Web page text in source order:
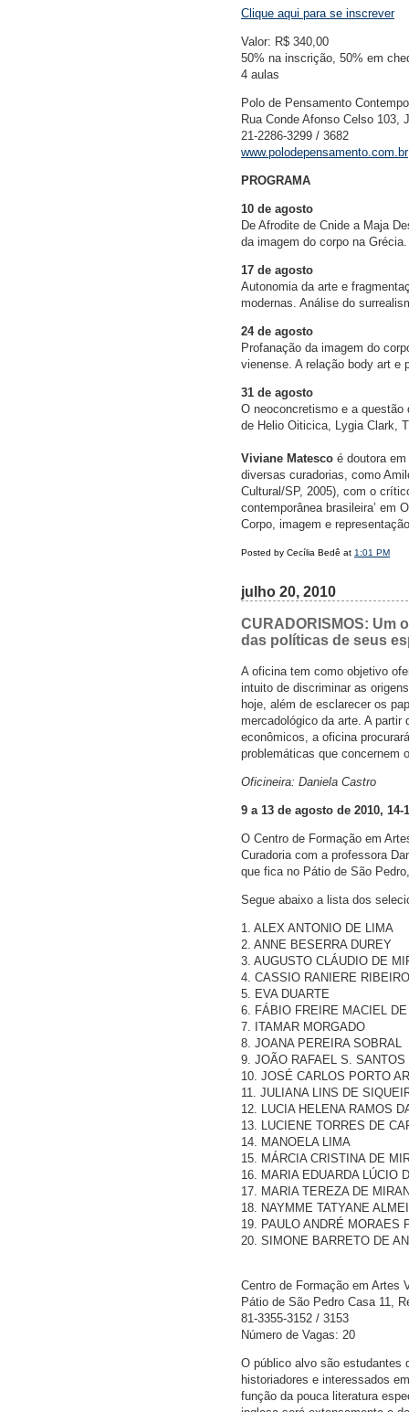
Clique aqui para se inscrever
Valor: R$ 340,00
50% na inscrição, 50% em
4 aulas
Polo de Pensamento
Rua Conde Afonso Celso 103,
21-2286-3299 / 3682
www.polodepensamento.com.br
PROGRAMA
10 de agosto
De Afrodite de Cnide a Maja
da imagem do corpo na
17 de agosto
Autonomia da arte e
modernas. Análise do
24 de agosto
Profanação da imagem do
vienense. A relação body art e
31 de agosto
O neoconcretismo e a questão
de Helio Oiticica, Lygia Clark,
Viviane Matesco é doutora
diversas curadorias, como
Cultural/SP, 2005), com o
contemporânea brasileira’ em
Corpo, imagem e
Posted by Cecília Bedê at 1:01 PM
julho 20, 2010
CURADORISMOS: Um
das políticas de seus
A oficina tem como objetivo
intuito de discriminar as
hoje, além de esclarecer os
mercadológico da arte. A
econômicos, a oficina
problemáticas que concernem
Oficineira: Daniela Castro
9 a 13 de agosto de 2010, 14-
O Centro de Formação em
Curadoria com a professora
que fica no Pátio de São
Segue abaixo a lista dos
1. ALEX ANTONIO DE LIMA
2. ANNE BESERRA DUREY
3. AUGUSTO CLÁUDIO DE
4. CASSIO RANIERE
5. EVA DUARTE
6. FÁBIO FREIRE MACIEL
7. ITAMAR MORGADO
8. JOANA PEREIRA SOBRAL
9. JOÃO RAFAEL S. SANTOS
10. JOSÉ CARLOS PORTO
11. JULIANA LINS DE
12. LUCIA HELENA RAMOS
13. LUCIENE TORRES DE
14. MANOELA LIMA
15. MÁRCIA CRISTINA DE
16. MARIA EDUARDA LÚCIO
17. MARIA TEREZA DE
18. NAYMME TATYANE
19. PAULO ANDRÉ MORAES
20. SIMONE BARRETO DE
Centro de Formação em Artes
Pátio de São Pedro Casa 11,
81-3355-3152 / 3153
Número de Vagas: 20
O público alvo são estudantes
historiadores e interessados
função da pouca literatura